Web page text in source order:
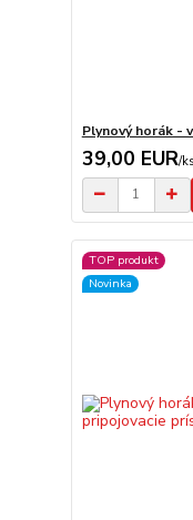
Plynový horák -
39,00 EUR/ks
TOP produkt
Novinka